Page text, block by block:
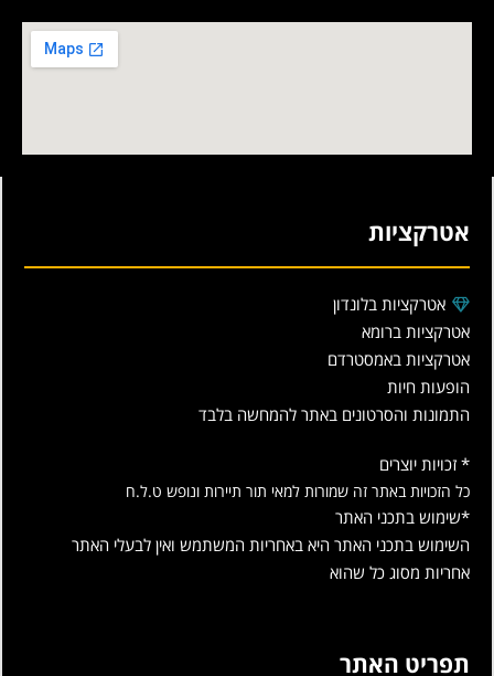
אטרקציות
אטרקציות בלונדון
אטרקציות ברומא
אטרקציות באמסטרדם
הופעות חיות
התמונות והסרטונים באתר להמחשה בלבד
* זכויות יוצרים
כל הזכויות באתר זה שמורות למאי תור תיירות ונופש ט.ל.ח
*שימוש בתכני האתר
השימוש בתכני האתר היא באחריות המשתמש ואין לבעלי האתר
אחריות מסוג כל שהוא
תפריט האתר